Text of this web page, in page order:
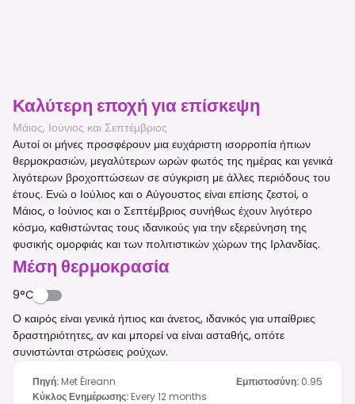
Καλύτερη εποχή για επίσκεψη
Μάιος, Ιούνιος και Σεπτέμβριος
Αυτοί οι μήνες προσφέρουν μια ευχάριστη ισορροπία ήπιων
θερμοκρασιών, μεγαλύτερων ωρών φωτός της ημέρας και γενικά
λιγότερων βροχοπτώσεων σε σύγκριση με άλλες περιόδους του
έτους. Ενώ ο Ιούλιος και ο Αύγουστος είναι επίσης ζεστοί, ο
Μάιος, ο Ιούνιος και ο Σεπτέμβριος συνήθως έχουν λιγότερο
κόσμο, καθιστώντας τους ιδανικούς για την εξερεύνηση της
φυσικής ομορφιάς και των πολιτιστικών χώρων της Ιρλανδίας.
Μέση θερμοκρασία
9°C
Ο καιρός είναι γενικά ήπιος και άνετος, ιδανικός για υπαίθριες
δραστηριότητες, αν και μπορεί να είναι ασταθής, οπότε
συνιστώνται στρώσεις ρούχων.
Πηγή: Met Éireann Εμπιστοσύνη: 0.95
Κύκλος Ενημέρωσης: Every 12 months